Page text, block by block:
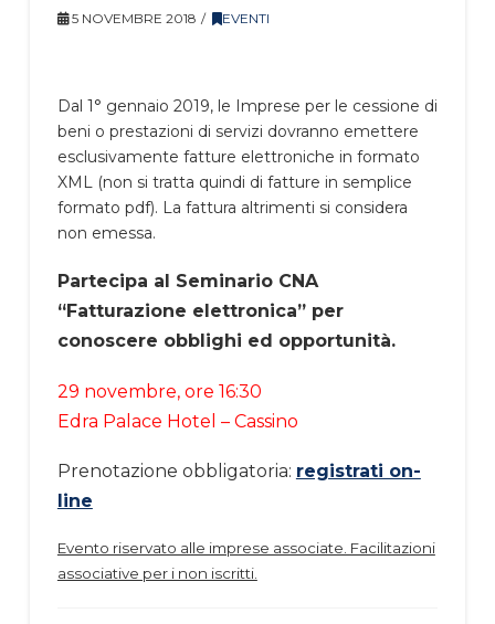
5 NOVEMBRE 2018 EVENTI
Dal 1° gennaio 2019, le Imprese per le cessione di
beni o prestazioni di servizi dovranno emettere
esclusivamente fatture elettroniche in formato
XML (non si tratta quindi di fatture in semplice
formato pdf). La fattura altrimenti si considera
non emessa.
Partecipa al Seminario CNA
“Fatturazione elettronica” per
conoscere obblighi ed opportunità.
29 novembre, ore 16:30
Edra Palace Hotel – Cassino
Prenotazione obbligatoria: registrati on-
line
Evento riservato alle imprese associate. Facilitazioni
associative per i non iscritti.